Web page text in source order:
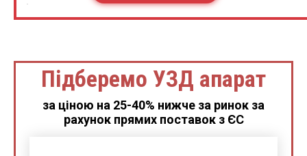
Підберемо УЗД апарат
за ціною на 25-40% нижче за ринок за
рахунок прямих поставок з ЄС